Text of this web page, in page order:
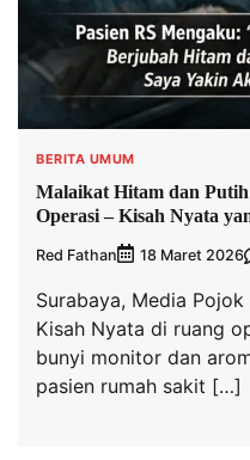
BERITA UMUM
Malaikat Hitam dan
Operasi – Kisah Nyata
Red Fathan 18 Maret 2026
Surabaya, Media
Kisah Nyata di ruang
bunyi monitor dan
pasien rumah sakit […]